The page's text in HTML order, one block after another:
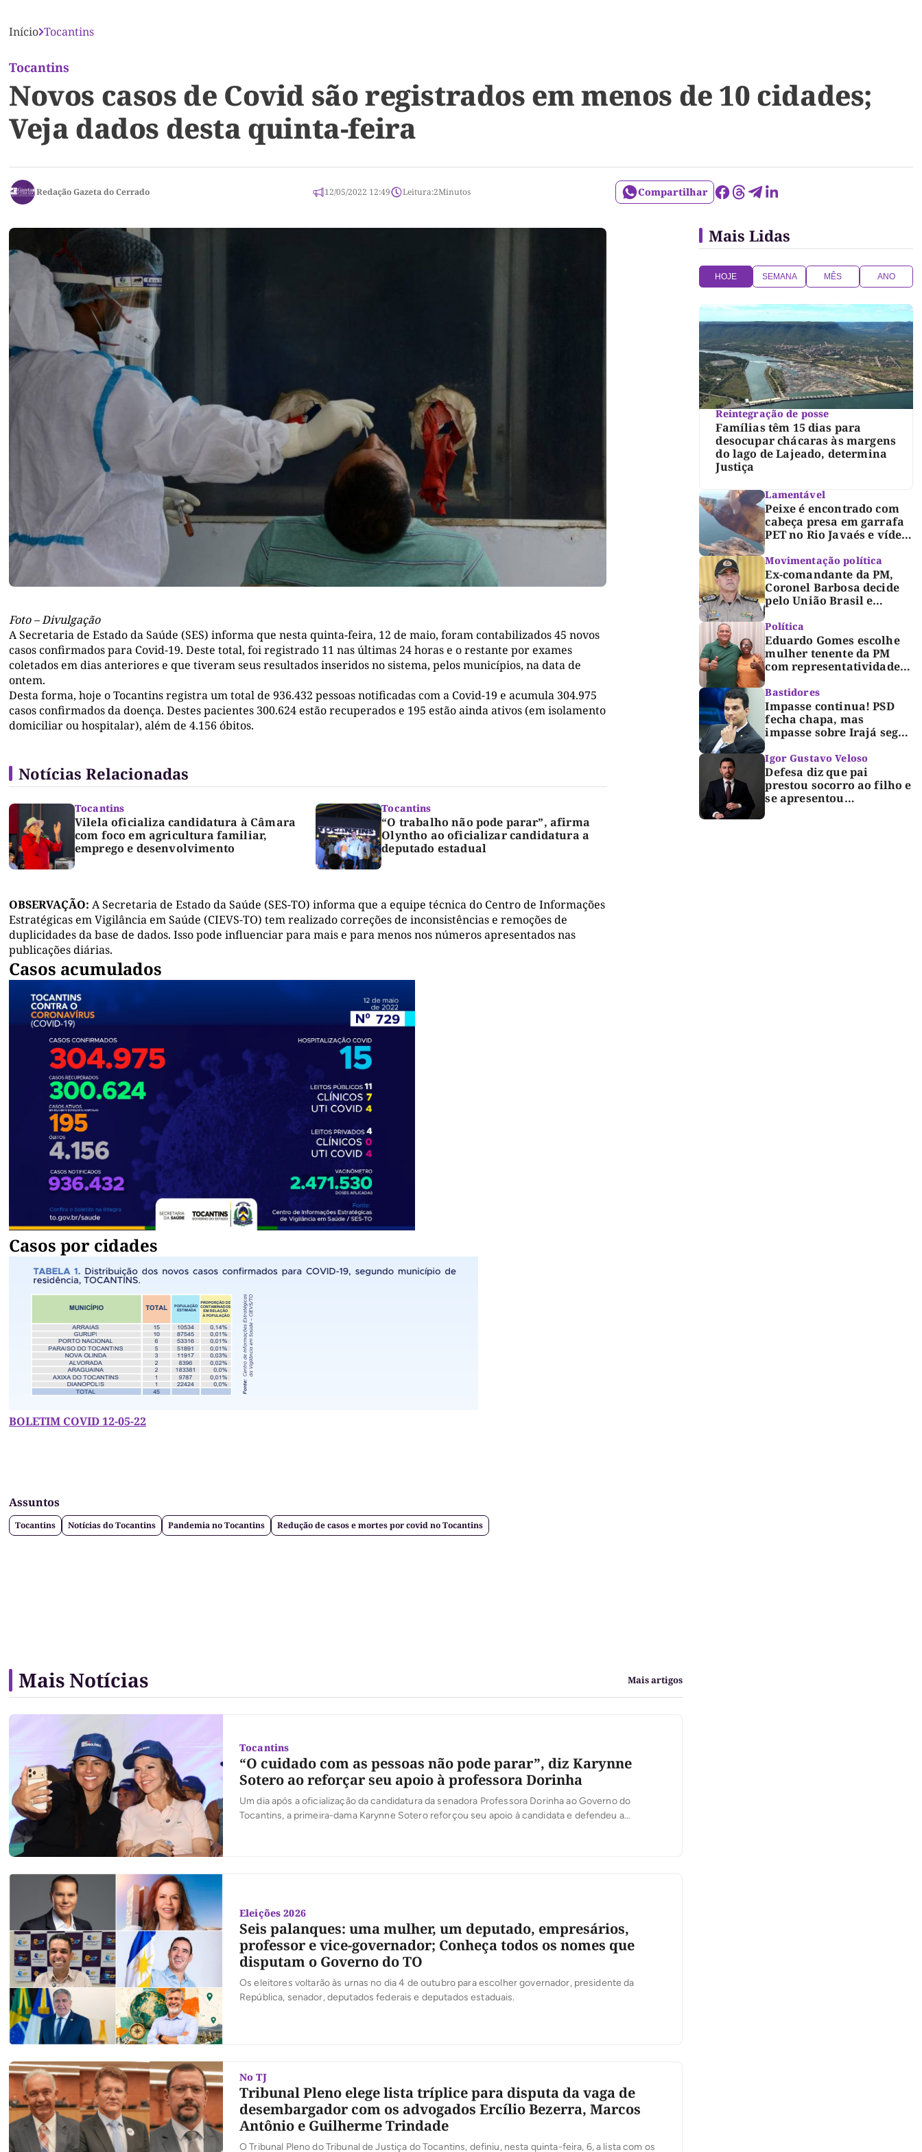
Início Tocantins
Tocantins
Novos casos de Covid são registrados em menos de 10 cidades;
Veja dados desta quinta-feira
Redação Gazeta do Cerrado 12/05/2022 12:49 Leitura:2Minutos Compartilhar
Foto – Divulgação
A Secretaria de Estado da Saúde (SES) informa que nesta quinta-feira, 12 de maio, foram contabilizados 45 novos
casos confirmados para Covid-19. Deste total, foi registrado 11 nas últimas 24 horas e o restante por exames
coletados em dias anteriores e que tiveram seus resultados inseridos no sistema, pelos municípios, na data de
ontem.
Desta forma, hoje o Tocantins registra um total de 936.432 pessoas notificadas com a Covid-19 e acumula 304.975
casos confirmados da doença. Destes pacientes 300.624 estão recuperados e 195 estão ainda ativos (em isolamento
domiciliar ou hospitalar), além de 4.156 óbitos.
Notícias Relacionadas
Tocantins
Vilela oficializa candidatura à Câmara
com foco em agricultura familiar,
emprego e desenvolvimento
Tocantins
“O trabalho não pode parar”, afirma
Olyntho ao oficializar candidatura a
deputado estadual
OBSERVAÇÃO: A Secretaria de Estado da Saúde (SES-TO) informa que a equipe técnica do Centro de Informações
Estratégicas em Vigilância em Saúde (CIEVS-TO) tem realizado correções de inconsistências e remoções de
duplicidades da base de dados. Isso pode influenciar para mais e para menos nos números apresentados nas
publicações diárias.
Casos acumulados
Casos por cidades
BOLETIM COVID 12-05-22
Assuntos
Tocantins Notícias do Tocantins Pandemia no Tocantins Redução de casos e mortes por covid no Tocantins
Mais Lidas
HOJE SEMANA MÊS ANO
Reintegração de posse
Famílias têm 15 dias para
desocupar chácaras às margens
do lago de Lajeado, determina
Justiça
Lamentável
Peixe é encontrado com
cabeça presa em garrafa
PET no Rio Javaés e vídeo
lixo nos rios
Movimentação política
Ex-comandante da PM,
Coronel Barbosa decide
pelo União Brasil e
Dorinha
Política
Eduardo Gomes escolhe
mulher tenente da PM
com representatividade e
para compor segunda
suplência ao Senado
Bastidores
Impasse continua! PSD
fecha chapa, mas
impasse sobre Irajá segue
TRE; Laurez diz que nome
dele não foi homologado
Igor Gustavo Veloso
Defesa diz que pai
prestou socorro ao filho e
se apresentou
Mais Notícias Mais artigos
Tocantins
“O cuidado com as pessoas não pode parar”, diz Karynne
Sotero ao reforçar seu apoio à professora Dorinha
Um dia após a oficialização da candidatura da senadora Professora Dorinha ao Governo do
Tocantins, a primeira-dama Karynne Sotero reforçou seu apoio à candidata e defendeu a
Eleições 2026
Seis palanques: uma mulher, um deputado, empresários,
professor e vice-governador; Conheça todos os nomes que
disputam o Governo do TO
Os eleitores voltarão às urnas no dia 4 de outubro para escolher governador, presidente da
República, senador, deputados federais e deputados estaduais.
No TJ
Tribunal Pleno elege lista tríplice para disputa da vaga de
desembargador com os advogados Ercílio Bezerra, Marcos
Antônio e Guilherme Trindade
O Tribunal Pleno do Tribunal de Justiça do Tocantins, definiu, nesta quinta-feira, 6, a lista com os